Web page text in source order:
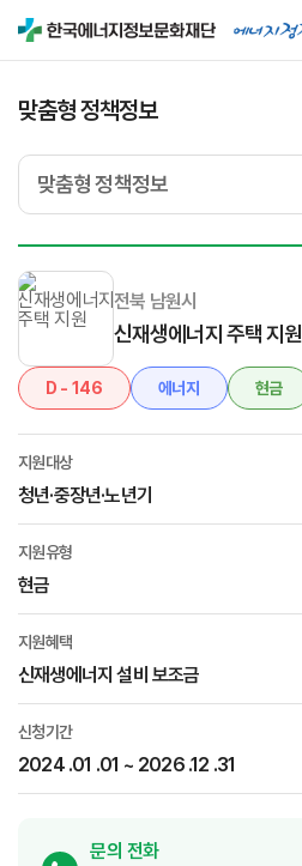
맞춤형 정책정보
맞춤형 정책정보
전북 남원시
신재생에너지 주택 지원
D - 146 에너지 현금
지원대상
청년·중장년·노년기
지원유형
현금
지원혜택
신재생에너지 설비 보조금
신청기간
2024 .01 .01 ~ 2026 .12 .31
문의 전화